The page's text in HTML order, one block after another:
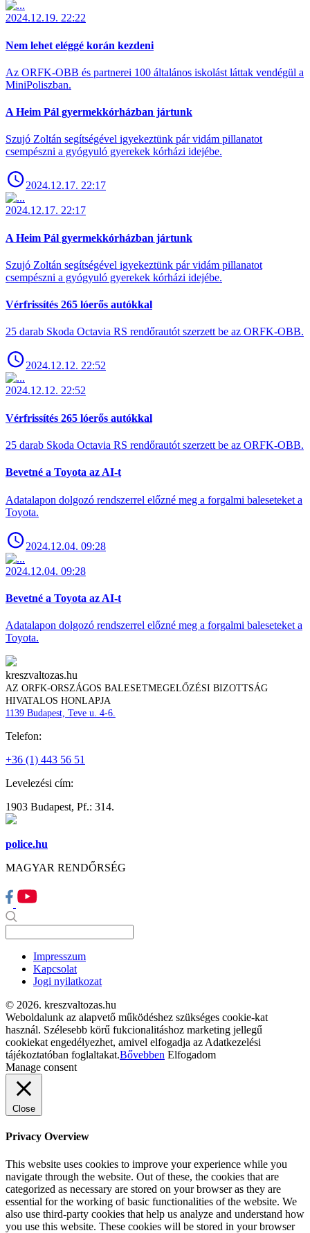
2024.12.19. 22:22
Nem lehet eléggé korán kezdeni
Az ORFK-OBB és partnerei 100 általános iskolást láttak vendégül a
MiniPoliszban.
A Heim Pál gyermekkórházban jártunk
Szujó Zoltán segítségével igyekeztünk pár vidám pillanatot
csempészni a gyógyuló gyerekek kórházi idejébe.
2024.12.17. 22:17
2024.12.17. 22:17
A Heim Pál gyermekkórházban jártunk
Szujó Zoltán segítségével igyekeztünk pár vidám pillanatot
csempészni a gyógyuló gyerekek kórházi idejébe.
Vérfrissítés 265 lóerős autókkal
25 darab Skoda Octavia RS rendőrautót szerzett be az ORFK-OBB.
2024.12.12. 22:52
2024.12.12. 22:52
Vérfrissítés 265 lóerős autókkal
25 darab Skoda Octavia RS rendőrautót szerzett be az ORFK-OBB.
Bevetné a Toyota az AI-t
Adatalapon dolgozó rendszerrel előzné meg a forgalmi baleseteket a
Toyota.
2024.12.04. 09:28
2024.12.04. 09:28
Bevetné a Toyota az AI-t
Adatalapon dolgozó rendszerrel előzné meg a forgalmi baleseteket a
Toyota.
kreszvaltozas.hu
AZ ORFK-ORSZÁGOS BALESETMEGELŐZÉSI BIZOTTSÁG
HIVATALOS HONLAPJA
1139 Budapest, Teve u. 4-6.
Telefon:
+36 (1) 443 56 51
Levelezési cím:
1903 Budapest, Pf.: 314.
police.hu
MAGYAR RENDŐRSÉG
Impresszum
Kapcsolat
Jogi nyilatkozat
© 2026. kreszvaltozas.hu
Weboldalunk az alapvető működéshez szükséges cookie-kat
használ. Szélesebb körű fukcionalitáshoz marketing jellegű
cookiekat engedélyezhet, amivel elfogadja az Adatkezelési
tájékoztatóban foglaltakat.Bővebben Elfogadom
Manage consent
Close
Privacy Overview
This website uses cookies to improve your experience while you
navigate through the website. Out of these, the cookies that are
categorized as necessary are stored on your browser as they are
essential for the working of basic functionalities of the website. We
also use third-party cookies that help us analyze and understand how
you use this website. These cookies will be stored in your browser